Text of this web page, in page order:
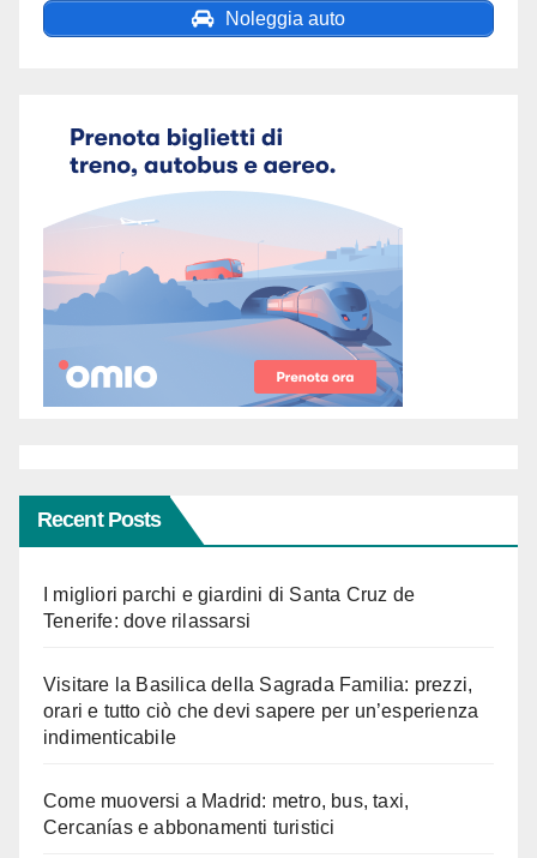
Noleggia auto
Recent Posts
I migliori parchi e giardini di Santa Cruz de
Tenerife: dove rilassarsi
Visitare la Basilica della Sagrada Familia: prezzi,
orari e tutto ciò che devi sapere per un’esperienza
indimenticabile
Come muoversi a Madrid: metro, bus, taxi,
Cercanías e abbonamenti turistici